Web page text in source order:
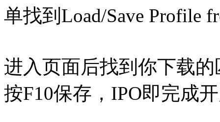
单找到Load/Save Profile
进入页面后找到你下载
按F10保存，IPO即完成